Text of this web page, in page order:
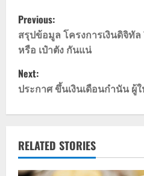
P
o
s
t
n
a
v
Previous:
สรุปข้อมูล โครงการเงินดิจิทั
หรือ เป๋าตัง กันแน่
Next:
ประกาศ ขึ้นเงินเดือนกำนัน ผู้
RELATED STORIES